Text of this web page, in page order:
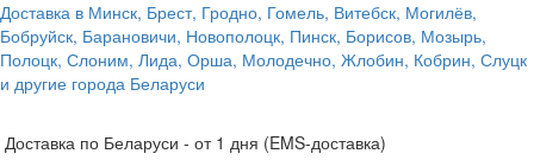
Доставка в Минск, Брест, Гродно, Гомель, Витебск, Могилёв,
Бобруйск, Барановичи, Новополоцк, Пинск, Борисов, Мозырь,
Полоцк, Слоним, Лида, Орша, Молодечно, Жлобин, Кобрин, Слуцк
и другие города Беларуси
Доставка по Беларуси - от 1 дня (EMS-доставка)